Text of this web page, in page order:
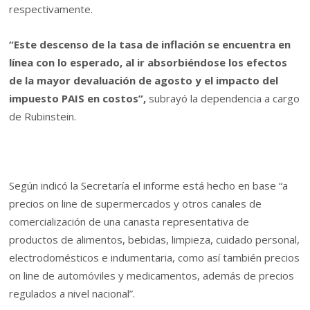
respectivamente.
“Este descenso de la tasa de inflación se encuentra en
línea con lo esperado, al ir absorbiéndose los efectos
de la mayor devaluación de agosto y el impacto del
impuesto PAIS en costos”, subrayó la dependencia a cargo
de Rubinstein.
Según indicó la Secretaría el informe está hecho en base “a
precios on line de supermercados y otros canales de
comercialización de una canasta representativa de
productos de alimentos, bebidas, limpieza, cuidado personal,
electrodomésticos e indumentaria, como así también precios
on line de automóviles y medicamentos, además de precios
regulados a nivel nacional”.